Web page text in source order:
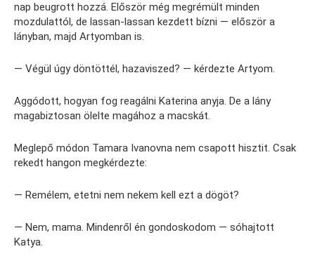
nap beugrott hozzá. Először még megrémült minden
mozdulattól, de lassan-lassan kezdett bízni — először a
lányban, majd Artyomban is.
— Végül úgy döntöttél, hazaviszed? — kérdezte Artyom.
Aggódott, hogyan fog reagálni Katerina anyja. De a lány
magabiztosan ölelte magához a macskát.
Meglepő módon Tamara Ivanovna nem csapott hisztit. Csak
rekedt hangon megkérdezte:
— Remélem, etetni nem nekem kell ezt a dögöt?
— Nem, mama. Mindenről én gondoskodom — sóhajtott
Katya.